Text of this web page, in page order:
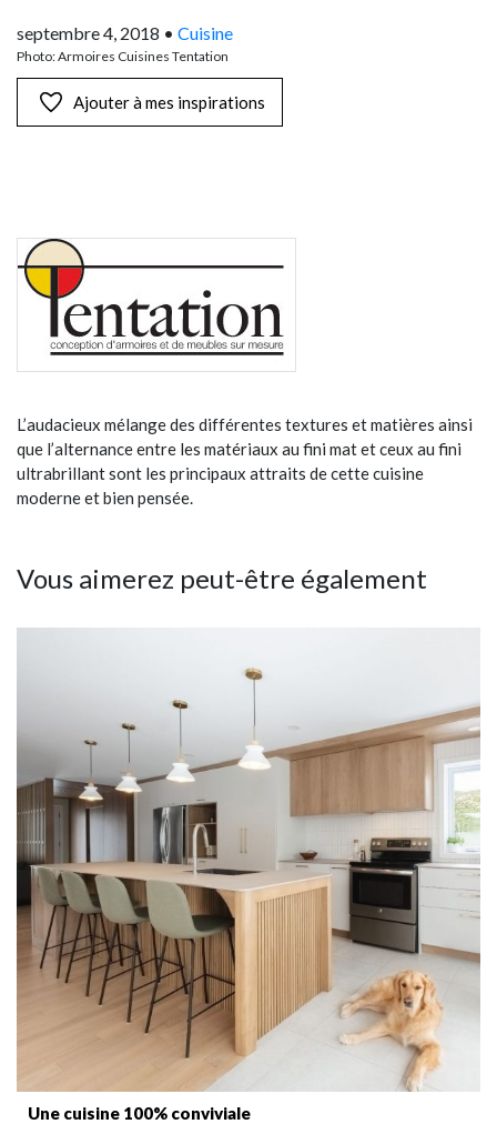
septembre 4, 2018 • Cuisine
Photo: Armoires Cuisines Tentation
Ajouter à mes inspirations
L’audacieux mélange des différentes textures et matières ainsi
que l’alternance entre les matériaux au fini mat et ceux au fini
ultrabrillant sont les principaux attraits de cette cuisine
moderne et bien pensée.
Vous aimerez peut-être également
Une cuisine 100% conviviale